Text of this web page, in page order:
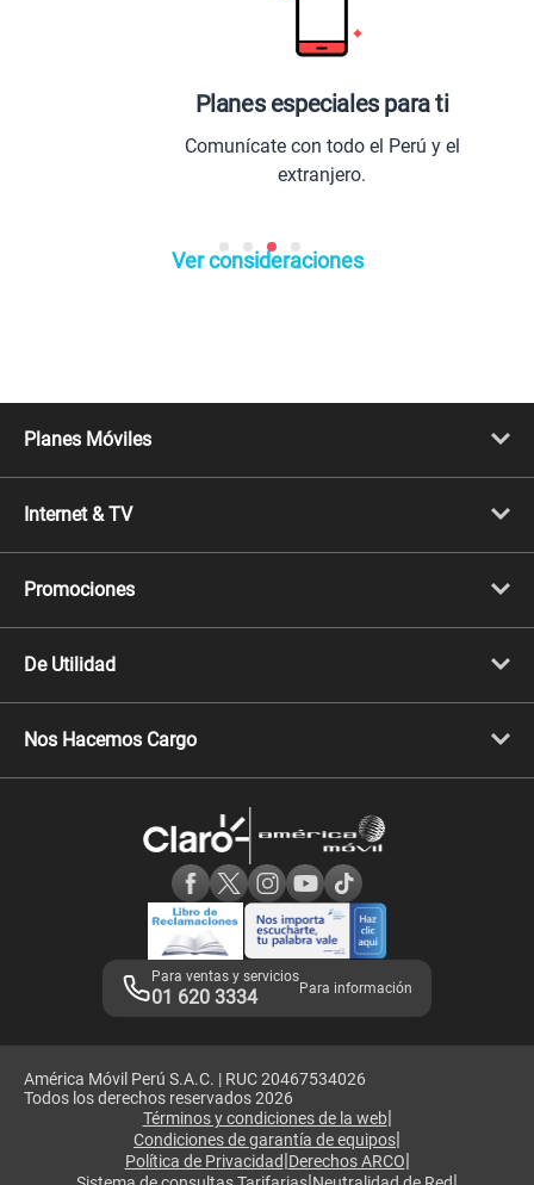
Planes especiales para ti
Comunícate con todo el Perú y el
extranjero.
Ver consideraciones
Planes Móviles
Línea Nueva
Línea Adicional
Migración
Internet & TV
Internet + TV
Mejora tu plan
Promociones
Celulares iPhone
Celulares Samsung
Celulares Motorola
De Utilidad
Llamada por llamada
Comprobantes electrónicos
Consulta de IMEI
Nos Hacemos Cargo
Consulta de reclamos
Adquirientes iPhone 6, 6S y SE
Mensaje de Seguridad
Términos y Condiciones de Tienda Claro
Libro de Reclamaciones
Legales de marketplace
Para ventas y servicios
01 620 3334 Para información
América Móvil Perú S.A.C. | RUC 20467534026
Todos los derechos reservados 2026
Términos y condiciones de la web|
Condiciones de garantía de equipos|
Política de Privacidad|Derechos ARCO|